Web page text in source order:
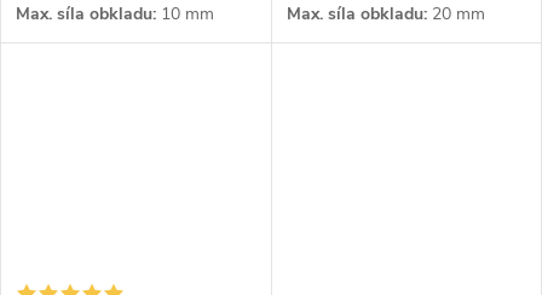
Max. síla obkladu 10 mm
Max. síla obkladu20 mm